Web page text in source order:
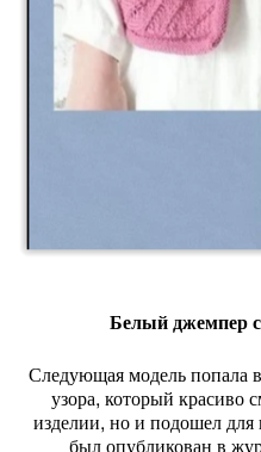
Белый джемпер
Следующая модель попала
узора, который красиво
изделии, но и подошел
был опубликован в